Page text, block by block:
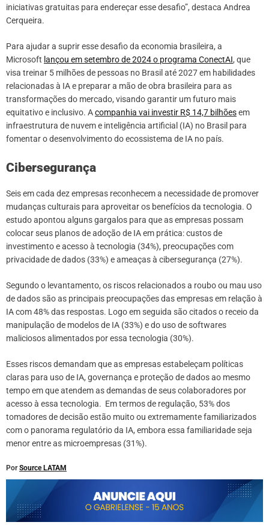
iniciativas gratuitas para endereçar esse desafio”, destaca Andrea
Cerqueira.
Para ajudar a suprir esse desafio da economia brasileira, a
Microsoft lançou em setembro de 2024 o programa ConectAI, que
visa treinar 5 milhões de pessoas no Brasil até 2027 em habilidades
relacionadas à IA e preparar a mão de obra brasileira para as
transformações do mercado, visando garantir um futuro mais
equitativo e inclusivo. Acompanhia vai investir R$ 14,7 bilhõesem
infraestrutura de nuvem e inteligência artificial (IA) no Brasil para
fomentar o desenvolvimento do ecossistema de IA no país.
Cibersegurança
Seis em cada dez empresas reconhecem a necessidade de promover
mudanças culturais para aproveitar os benefícios da tecnologia. O
estudo apontou alguns gargalos para que as empresas possam
colocar seus planos de adoção de IA em prática: custos de
investimento e acesso à tecnologia (34%), preocupações com
privacidade de dados (33%) e ameaças à cibersegurança (27%).
Segundo o levantamento, os riscos relacionados a roubo ou mau uso
de dados são as principais preocupações das empresas em relação à
IA com 48% das respostas. Logo em seguida são citados o receio da
manipulação de modelos de IA (33%) e do uso de softwares
maliciosos alimentados por essa tecnologia (30%).
Esses riscos demandam que as empresas estabeleçam políticas
claras para uso de IA, governança e proteção de dados ao mesmo
tempo em que atendem as demandas de seus colaboradores por
acesso à essa tecnologia. Em termos de regulação, 53% dos
tomadores de decisão estão muito ou extremamente familiarizados
com o panorama regulatório da IA, embora essa familiaridade seja
menor entre as microempresas (31%).
PorSource LATAM